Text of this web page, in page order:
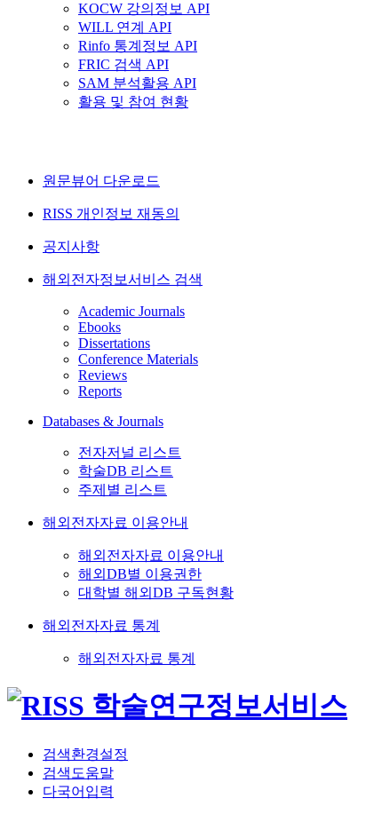
KOCW 강의정보 API
WILL 연계 API
Rinfo 통계정보 API
FRIC 검색 API
SAM 분석활용 API
활용 및 참여 현황
원문뷰어 다운로드
RISS 개인정보 재동의
공지사항
해외전자정보서비스 검색
Academic Journals
Ebooks
Dissertations
Conference Materials
Reviews
Reports
Databases & Journals
전자저널 리스트
학술DB 리스트
주제별 리스트
해외전자자료 이용안내
해외전자자료 이용안내
해외DB별 이용권한
대학별 해외DB 구독현황
해외전자자료 통계
해외전자자료 통계
검색환경설정
검색도움말
다국어입력